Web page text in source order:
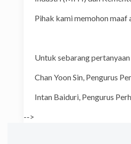
Pihak kami memohon maaf
Untuk sebarang
Chan Yoon
Intan Baiduri,
-->